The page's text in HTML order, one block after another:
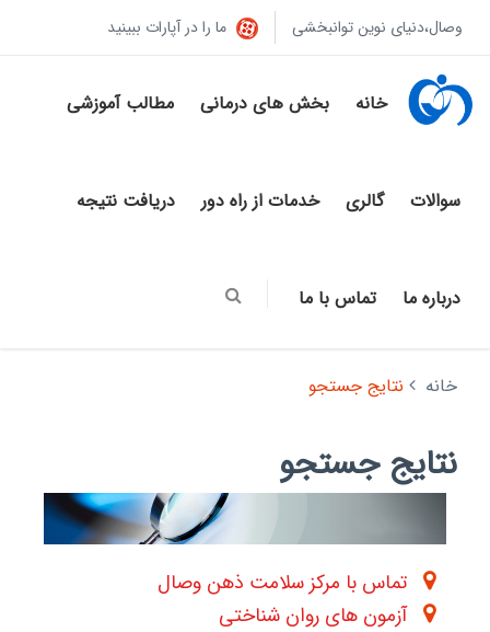
وصال،دنیای نوین توانبخشی ما را در آپارات ببینید
خانه بخش های درمانی مطالب آموزشی
سوالات گالری خدمات از راه دور دریافت نتیجه
درباره ما تماس با ما
خانه نتایج جستجو
نتایج جستجو
تماس با مرکز سلامت ذهن وصال
آزمون های روان شناختی